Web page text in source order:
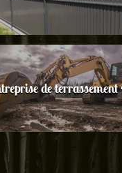
de terrassement